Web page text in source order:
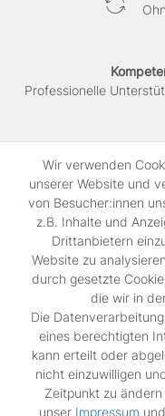
Professionelle
SSL-verschlüsselte
Wir verwenden
unserer Website und
von Besucher:innen
z.B. Inhalte und
Drittanbietern
Website zu
durch gesetzte
die wir in
Die
eines berechtigten
kann erteilt oder
nicht einzuwilligen
Zeitpunkt zu
unser Impressum